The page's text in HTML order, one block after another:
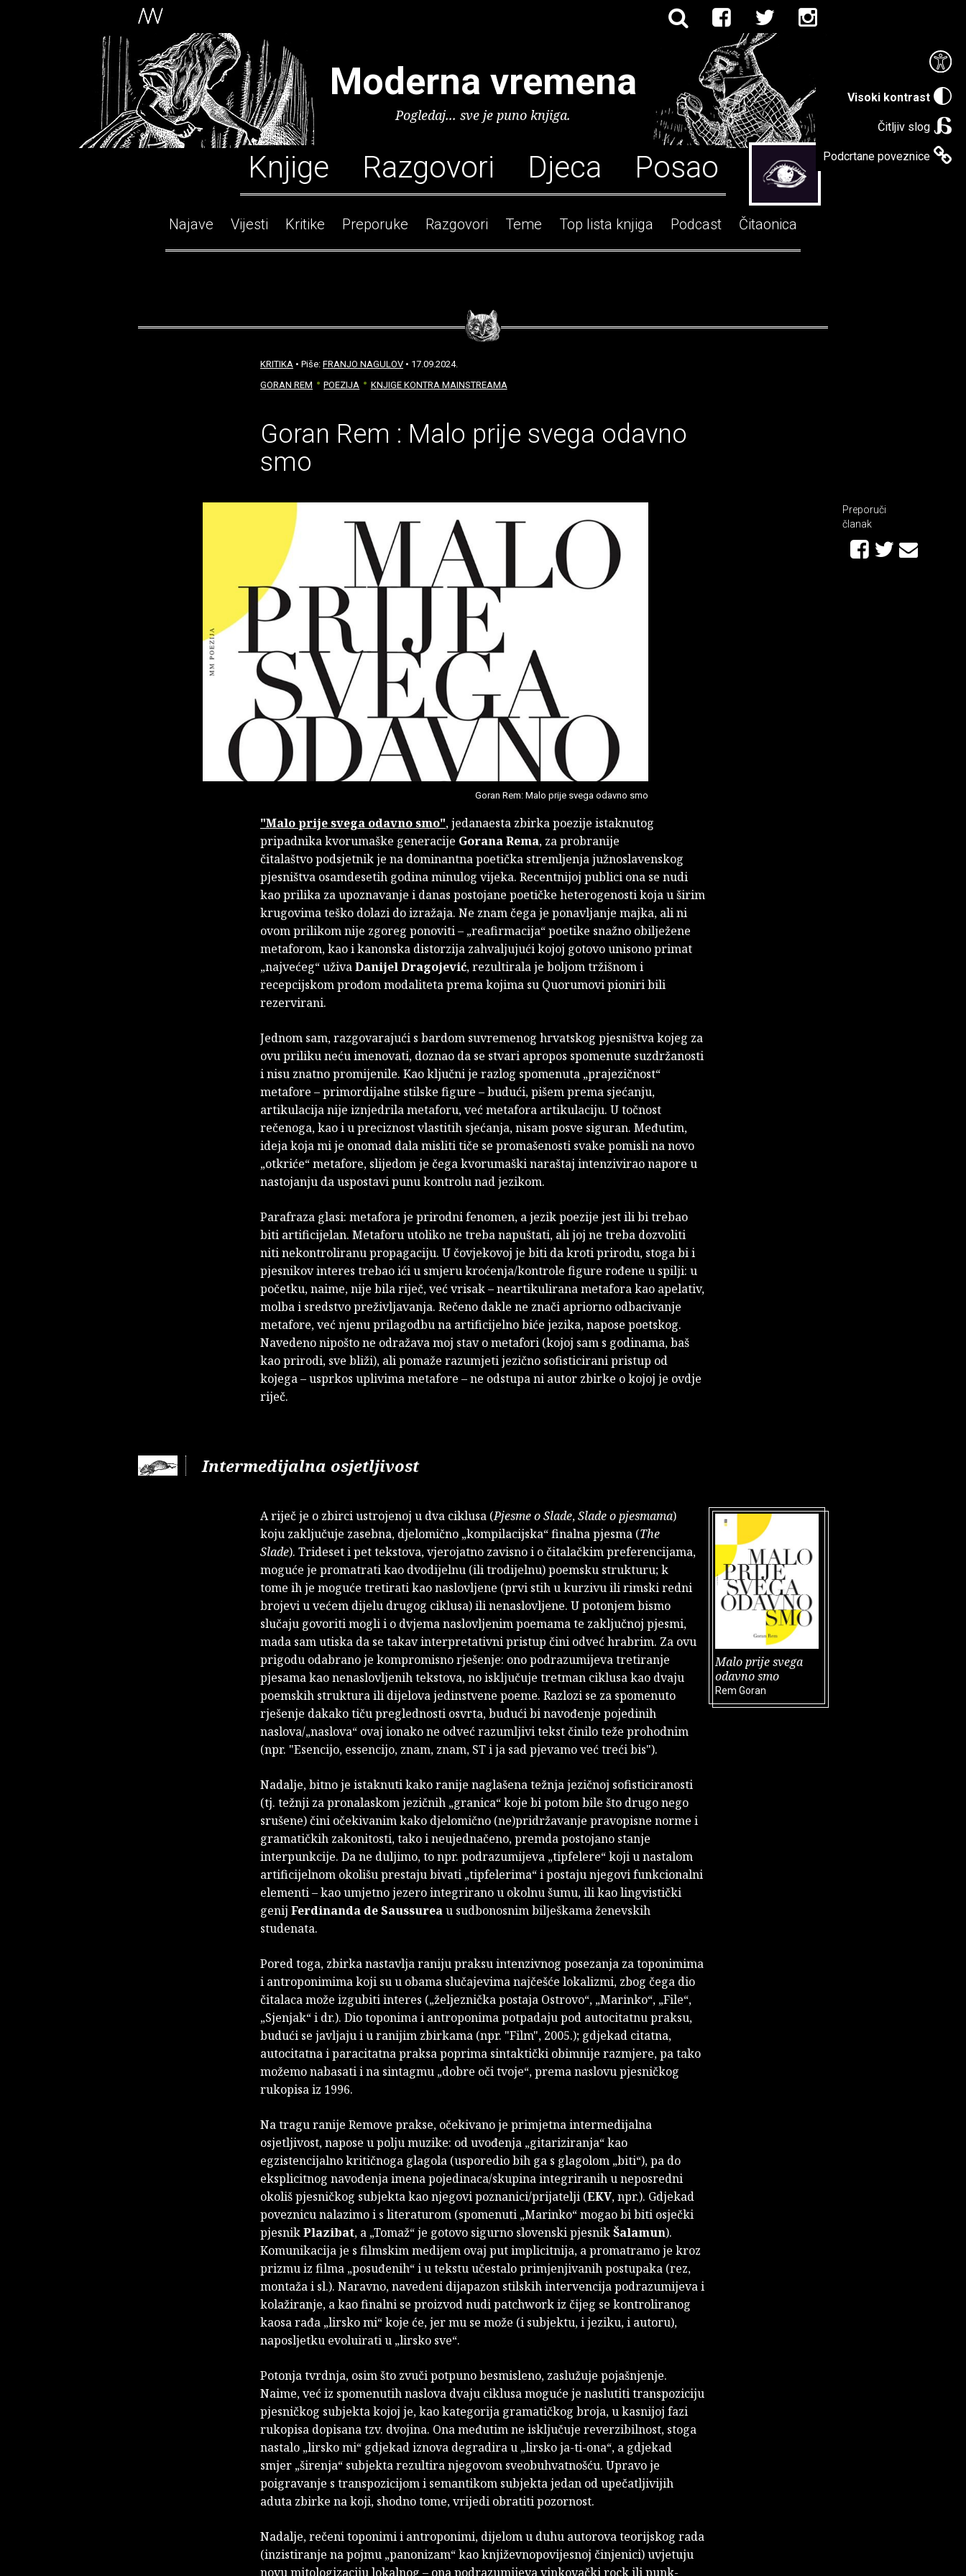
Visoki kontrast
Čitljiv slog
Podcrtane poveznice
Moderna vremena
Pogledaj... sve je puno knjiga.
Knjige Razgovori Djeca Posao
Najave Vijesti Kritike Preporuke Razgovori Teme Top lista knjiga Podcast Čitaonica
KRITIKA • Piše: FRANJO NAGULOV • 17.09.2024.
GORAN REM
POEZIJA KNJIGE KONTRA MAINSTREAMA
Goran Rem : Malo prije svega odavno
smo
Goran Rem: Malo prije svega odavno smo
"Malo prije svega odavno smo", jedanaesta zbirka poezije istaknutog
pripadnika kvorumaške generacije Gorana Rema, za probranije
čitalaštvo podsjetnik je na dominantna poetička stremljenja južnoslavenskog
pjesništva osamdesetih godina minulog vijeka. Recentnijoj publici ona se nudi
kao prilika za upoznavanje i danas postojane poetičke heterogenosti koja u širim
krugovima teško dolazi do izražaja. Ne znam čega je ponavljanje majka, ali ni
ovom prilikom nije zgoreg ponoviti – „reafirmacija“ poetike snažno obilježene
metaforom, kao i kanonska distorzija zahvaljujući kojoj gotovo unisono primat
„najvećeg“ uživaDanijel Dragojević, rezultirala je boljom tržišnom i
recepcijskom prođom modaliteta prema kojima su Quorumovi pioniri bili
rezervirani.
Jednom sam, razgovarajući s bardom suvremenog hrvatskog pjesništva kojeg za
ovu priliku neću imenovati, doznao da se stvari apropos spomenute suzdržanosti
i nisu znatno promijenile. Kao ključni je razlog spomenuta „prajezičnost“
metafore – primordijalne stilske figure – budući, pišem prema sjećanju,
artikulacija nije iznjedrila metaforu, već metafora artikulaciju. U točnost
rečenoga, kao i u preciznost vlastitih sjećanja, nisam posve siguran. Međutim,
ideja koja mi je onomad dala misliti tiče se promašenosti svake pomisli na novo
„otkriće“ metafore, slijedom je čega kvorumaški naraštaj intenzivirao napore u
nastojanju da uspostavi punu kontrolu nad jezikom.
Parafraza glasi: metafora je prirodni fenomen, a jezik poezije jest ili bi trebao
biti artificijelan. Metaforu utoliko ne treba napuštati, ali joj ne treba dozvoliti
niti nekontroliranu propagaciju. U čovjekovoj je biti da kroti prirodu, stoga bi i
pjesnikov interes trebao ići u smjeru kroćenja/kontrole figure rođene u spilji: u
početku, naime, nije bila riječ, već vrisak – neartikulirana metafora kao apelativ,
molba i sredstvo preživljavanja. Rečeno dakle ne znači apriorno odbacivanje
metafore, već njenu prilagodbu na artificijelno biće jezika, napose poetskog.
Navedeno nipošto ne odražava moj stav o metafori (kojoj sam s godinama, baš
kao prirodi, sve bliži), ali pomaže razumjeti jezično sofisticirani pristup od
kojega – usprkos uplivima metafore – ne odstupa ni autor zbirke o kojoj je ovdje
riječ.
Intermedijalna osjetljivost
Malo prije svega
odavno smo
Rem Goran
A riječ je o zbirci ustrojenoj u dva ciklusa (Pjesme o Slade,Slade o pjesmama)
koju zaključuje zasebna, djelomično „kompilacijska“ finalna pjesma (The
Slade). Trideset i pet tekstova, vjerojatno zavisno i o čitalačkim preferencijama,
moguće je promatrati kao dvodijelnu (ili trodijelnu) poemsku strukturu; k
tome ih je moguće tretirati kao naslovljene (prvi stih u kurzivu ili rimski redni
brojevi u većem dijelu drugog ciklusa) ili nenaslovljene. U potonjem bismo
slučaju govoriti mogli i o dvjema naslovljenim poemama te zaključnoj pjesmi,
mada sam utiska da se takav interpretativni pristup čini odveć hrabrim. Za ovu
prigodu odabrano je kompromisno rješenje: ono podrazumijeva tretiranje
pjesama kao nenaslovljenih tekstova, no isključuje tretman ciklusa kao dvaju
poemskih struktura ili dijelova jedinstvene poeme. Razlozi se za spomenuto
rješenje dakako tiču preglednosti osvrta, budući bi navođenje pojedinih
naslova/„naslova“ ovaj ionako ne odveć razumljivi tekst činilo teže prohodnim
(npr. "Esencijo, essencijo, znam, znam, ST i ja sad pjevamo već treći bis").
Nadalje, bitno je istaknuti kako ranije naglašena težnja jezičnoj sofisticiranosti
(tj. težnji za pronalaskom jezičnih „granica“ koje bi potom bile što drugo nego
srušene) čini očekivanim kako djelomično (ne)pridržavanje pravopisne norme i
gramatičkih zakonitosti, tako i neujednačeno, premda postojano stanje
interpunkcije. Da ne duljimo, to npr. podrazumijeva „tipfelere“ koji u nastalom
artificijelnom okolišu prestaju bivati „tipfelerima“ i postaju njegovi funkcionalni
elementi – kao umjetno jezero integrirano u okolnu šumu, ili kao lingvistički
genij Ferdinanda de Saussureau sudbonosnim bilješkama ženevskih
studenata.
Pored toga, zbirka nastavlja raniju praksu intenzivnog posezanja za toponimima
i antroponimima koji su u obama slučajevima najčešće lokalizmi, zbog čega dio
čitalaca može izgubiti interes („željeznička postaja Ostrovo“, „Marinko“, „File“,
„Sjenjak“ i dr.). Dio toponima i antroponima potpadaju pod autocitatnu praksu,
budući se javljaju i u ranijim zbirkama (npr. "Film", 2005.); gdjekad citatna,
autocitatna i paracitatna praksa poprima sintaktički obimnije razmjere, pa tako
možemo nabasati i na sintagmu „dobre oči tvoje“, prema naslovu pjesničkog
rukopisa iz 1996.
Na tragu ranije Remove prakse, očekivano je primjetna intermedijalna
osjetljivost, napose u polju muzike: od uvođenja „gitariziranja“ kao
egzistencijalno kritičnoga glagola (usporedio bih ga s glagolom „biti“), pa do
eksplicitnog navođenja imena pojedinaca/skupina integriranih u neposredni
okoliš pjesničkog subjekta kao njegovi poznanici/prijatelji (EKV, npr.). Gdjekad
poveznicu nalazimo i s literaturom (spomenuti „Marinko“ mogao bi biti osječki
pjesnikPlazibat, a „Tomaž“ je gotovo sigurno slovenski pjesnikŠalamun).
Komunikacija je s filmskim medijem ovaj put implicitnija, a promatramo je kroz
prizmu iz filma „posuđenih“ i u tekstu učestalo primjenjivanih postupaka (rez,
montaža i sl.). Naravno, navedeni dijapazon stilskih intervencija podrazumijeva i
kolažiranje, a kao finalni se proizvod nudi patchwork iz čijeg se kontroliranog
kaosa rađa „lirsko mi“ koje će, jer mu se može (i subjektu, i jeziku, i autoru),
naposljetku evoluirati u „lirsko sve“.
Potonja tvrdnja, osim što zvuči potpuno besmisleno, zaslužuje pojašnjenje.
Naime, već iz spomenutih naslova dvaju ciklusa moguće je naslutiti transpoziciju
pjesničkog subjekta kojoj je, kao kategorija gramatičkog broja, u kasnijoj fazi
rukopisa dopisana tzv. dvojina. Ona međutim ne isključuje reverzibilnost, stoga
nastalo „lirsko mi“ gdjekad iznova degradira u „lirsko ja-ti-ona“, a gdjekad
smjer „širenja“ subjekta rezultira njegovom sveobuhvatnošću. Upravo je
poigravanje s transpozicijom i semantikom subjekta jedan od upečatljivijih
aduta zbirke na koji, shodno tome, vrijedi obratiti pozornost.
Nadalje, rečeni toponimi i antroponimi, dijelom u duhu autorova teorijskog rada
(inzistiranje na pojmu „panonizam“ kao književnopovijesnoj činjenici) uvjetuju
novu mitologizaciju lokalnog – ona podrazumijeva vinkovački rock ili punk-
Preporuči
članak